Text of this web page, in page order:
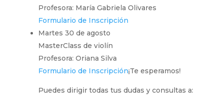
Profesora: María Gabriela Olivares
Formulario de Inscripción
Martes 30 de agosto
MasterClass de violín
Profesora: Oriana Silva
Formulario de Inscripción¡Te esperamos!
Puedes dirigir todas tus dudas y consultas a: